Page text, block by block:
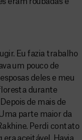
Eu fazia trabalho
um pouco de
deles e meu
durante
de mais de
parte maior da
Perdi contato
era aceitável. Havia